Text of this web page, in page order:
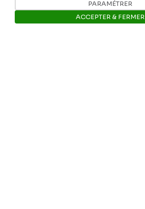
Nos coordonnées
PARAMÉTRER
ACCEPTER & FERMER